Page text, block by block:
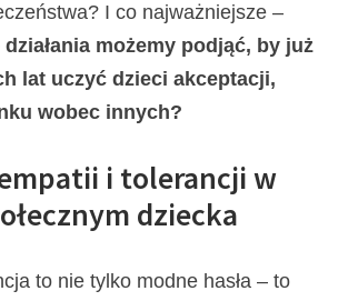
I co najważniejsze –
możemy podjąć, by już
lat uczyć dzieci akceptacji,
wobec innych?
i tolerancji w
dziecka
to nie tylko modne hasła – to